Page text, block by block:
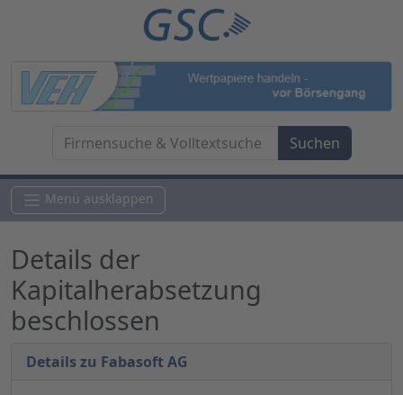
Menü ausklappen
Details der
Kapitalherabsetzung
beschlossen
Details zu Fabasoft AG